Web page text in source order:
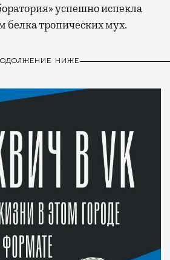
успешно испекла
белка тропических мух.
НИЖЕ